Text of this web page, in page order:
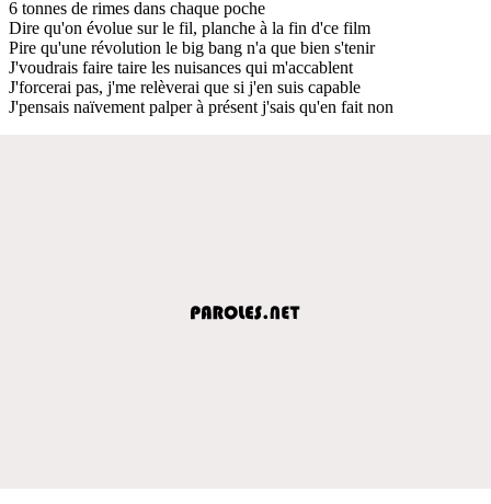
6 tonnes de rimes dans chaque poche
Dire qu'on évolue sur le fil, planche à la fin d'ce film
Pire qu'une révolution le big bang n'a que bien s'tenir
J'voudrais faire taire les nuisances qui m'accablent
J'forcerai pas, j'me relèverai que si j'en suis capable
J'pensais naïvement palper à présent j'sais qu'en fait non